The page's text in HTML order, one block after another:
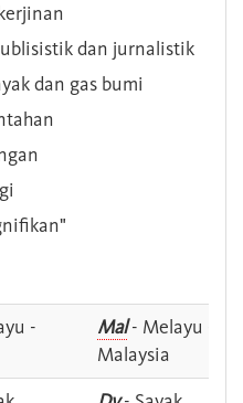
dan jurnalistik
dan gas bumi
-
Mal- Melayu -
Malaysia